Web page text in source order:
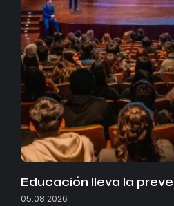
Educación lleva la
05.08.2026